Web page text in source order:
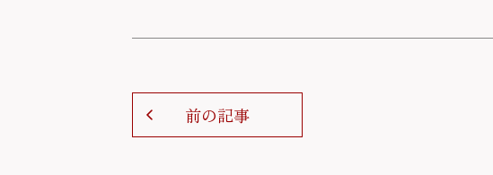
前の記事